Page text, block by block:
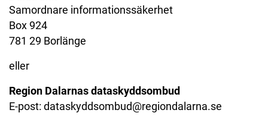
Samordnare informationssäkerhet
Box 924
781 29 Borlänge
eller
Region Dalarnas dataskyddsombud
E-post: dataskyddsombud@regiondalarna.se